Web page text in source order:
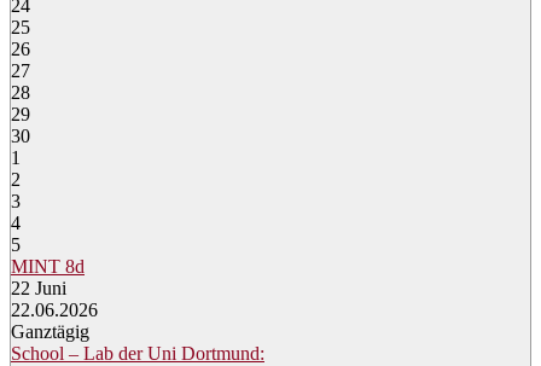
24
25
26
27
28
29
30
1
2
3
4
5
MINT 8d
22 Juni
22.06.2026
Ganztägig
School – Lab der Uni Dortmund: